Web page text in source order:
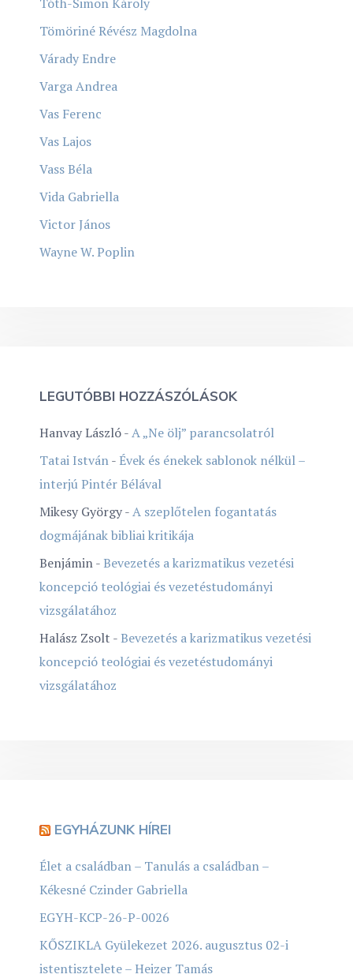
Tömöriné Révész Magdolna
Várady Endre
Varga Andrea
Vas Ferenc
Vas Lajos
Vass Béla
Vida Gabriella
Victor János
Wayne W. Poplin
LEGUTÓBBI HOZZÁSZÓLÁSOK
Hanvay László-A „Ne ölj” parancsolatról
Tatai István- Évek és énekek sablonok nélkül –
interjú Pintér Bélával
Mikesy György-A szeplőtelen fogantatás
dogmájának bibliai kritikája
Benjámin-Bevezetés a karizmatikus vezetési
koncepció teológiai és vezetéstudományi
vizsgálatához
Halász Zsolt -Bevezetés a karizmatikus vezetési
koncepció teológiai és vezetéstudományi
vizsgálatához
EGYHÁZUNK HÍREI
Élet a családban – Tanulás a családban –
Kékesné Czinder Gabriella
EGYH-KCP-26-P-0026
KŐSZIKLA Gyülekezet 2026. augusztus 02-i
istentisztelete – Heizer Tamás